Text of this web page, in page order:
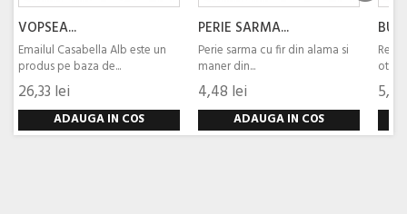
VOPSEA...
Emailul Casabella Alb este un
produs pe baza de...
26,33 lei
ADAUGA IN COS
PERIE SARMA...
Perie sarma cu fir din alama si
maner din...
4,48 lei
ADAUGA IN COS